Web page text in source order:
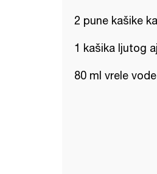
2 pune kašike
1 kašika ljutog
80 ml vrele vode